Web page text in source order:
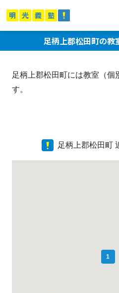
足柄上郡松田町の教
足柄上郡松田町には教室（個
す。
足柄上郡松田町
1